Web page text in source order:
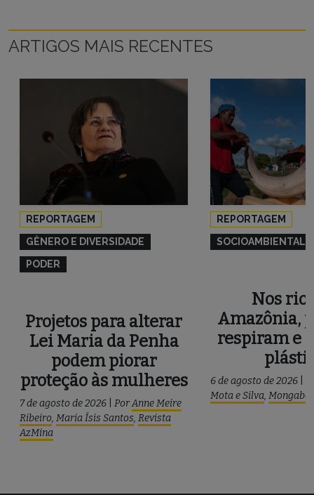
ARTIGOS MAIS RECENTES
REPORTAGEM
GÊNERO E DIVERSIDADE
PODER
Projetos para alterar
Lei Maria da Penha
podem piorar
proteção às mulheres
7 de agosto de 2026 PorAnne Meire
Ribeiro, Maria Ísis Santos, Revista
AzMina
REPORTAGEM
SOCIOAMBIENTAL
Nos
Amazônia,
respiram e
6 de agosto de 2026
Mota e Silva,